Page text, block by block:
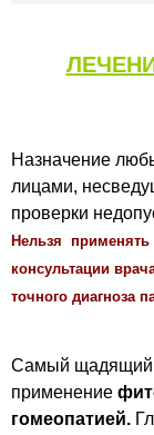
Назначение
лицами,
проверки
Нельзя
консультации
точного диагноза
Самый щадящий
применение
гомеопатией.